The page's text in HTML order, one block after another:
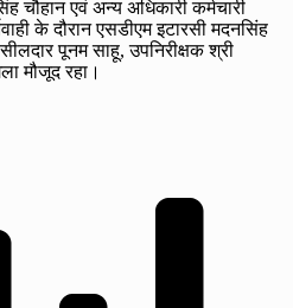
चौहान एवं अन्य अधिकारी कर्मचारी
के दौरान एसडीएम इटारसी मदनसिंह
पूनम साहू, उपनिरीक्षक श्री
मौजूद रहा।